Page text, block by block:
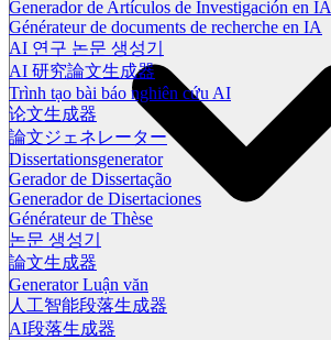
Generador de Artículos de Investigación en IA
Générateur de documents de recherche en IA
AI 연구 논문 생성기
AI 研究論文生成器
Trình tạo bài báo nghiên cứu AI
论文生成器
論文ジェネレーター
Dissertationsgenerator
Gerador de Dissertação
Generador de Disertaciones
Générateur de Thèse
논문 생성기
論文生成器
Generator Luận văn
人工智能段落生成器
AI段落生成器